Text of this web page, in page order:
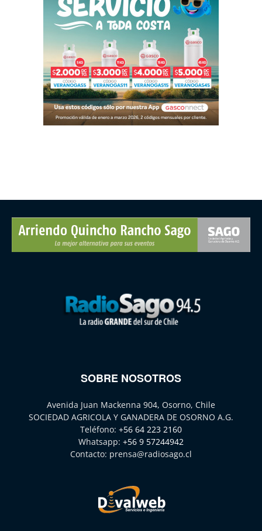
SOBRE NOSOTROS
Avenida Juan Mackenna 904, Osorno, Chile
SOCIEDAD AGRICOLA Y GANADERA DE OSORNO A.G.
Teléfono: +56 64 223 2160
Whatsapp: +56 9 57244942
Contacto: prensa@radiosago.cl